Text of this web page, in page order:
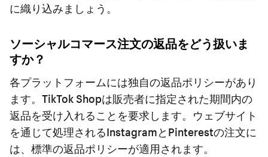
に織り込みましょう。
ソーシャルコマース注文の返品をどう扱いま
すか？
各プラットフォームには独自の返品ポリシーがあり
ます。TikTok Shopは販売者に指定された期間内の
返品を受け入れることを要求します。ウェブサイト
を通じて処理されるInstagramとPinterestの注文に
は、標準の返品ポリシーが適用されます。